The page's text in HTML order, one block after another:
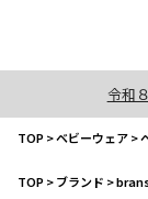
令和
TOP>ベビーウェア>
TOP>ブランド >